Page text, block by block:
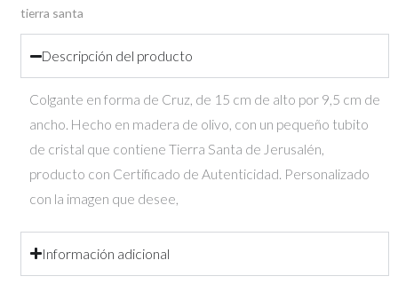
cantidad
tierra santa
Descripción del producto
Colgante en forma de Cruz, de 15 cm de alto por 9,5 cm de
ancho. Hecho en madera de olivo, con un pequeño tubito
de cristal que contiene Tierra Santa de Jerusalén,
producto con Certificado de Autenticidad. Personalizado
con la imagen que desee,
Información adicional